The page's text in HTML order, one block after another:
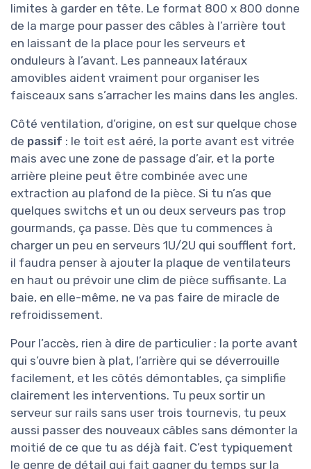
limites à garder en tête. Le format 800 x 800 donne
de la marge pour passer des câbles à l’arrière tout
en laissant de la place pour les serveurs et
onduleurs à l’avant. Les panneaux latéraux
amovibles aident vraiment pour organiser les
faisceaux sans s’arracher les mains dans les angles.
Côté ventilation, d’origine, on est sur quelque chose
de passif : le toit est aéré, la porte avant est vitrée
mais avec une zone de passage d’air, et la porte
arrière pleine peut être combinée avec une
extraction au plafond de la pièce. Si tu n’as que
quelques switchs et un ou deux serveurs pas trop
gourmands, ça passe. Dès que tu commences à
charger un peu en serveurs 1U/2U qui soufflent fort,
il faudra penser à ajouter la plaque de ventilateurs
en haut ou prévoir une clim de pièce suffisante. La
baie, en elle-même, ne va pas faire de miracle de
refroidissement.
Pour l’accès, rien à dire de particulier : la porte avant
qui s’ouvre bien à plat, l’arrière qui se déverrouille
facilement, et les côtés démontables, ça simplifie
clairement les interventions. Tu peux sortir un
serveur sur rails sans user trois tournevis, tu peux
aussi passer des nouveaux câbles sans démonter la
moitié de ce que tu as déjà fait. C’est typiquement
le genre de détail qui fait gagner du temps sur la